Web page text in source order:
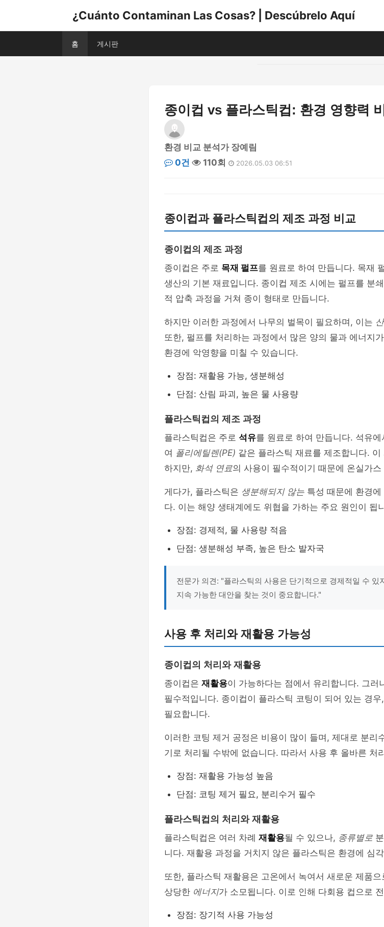
¿Cuánto Contaminan Las Cosas? | Descúbrelo Aquí
홈 게시판
종이컵 vs 플라스틱컵: 환경 영향력
환경 비교 분석가 장예림
0건
110회 2026.05.03 06:51
종이컵과 플라스틱컵의 제조 과정 비교
종이컵의 제조 과정
종이컵은 주로 목재 펄프를 원료로 하여 만듭니다. 목재
생산의 기본 재료입니다. 종이컵 제조 시에는 펄프를 분
적 압축 과정을 거쳐 종이 형태로 만듭니다.
하지만 이러한 과정에서 나무의 벌목이 필요하며, 이는
또한, 펄프를 처리하는 과정에서 많은 양의 물과 에너지
환경에 악영향을 미칠 수 있습니다.
장점: 재활용 가능, 생분해성
단점: 산림 파괴, 높은 물 사용량
플라스틱컵의 제조 과정
플라스틱컵은 주로 석유를 원료로 하여 만듭니다. 석유
여 폴리에틸렌(PE) 같은 플라스틱 재료를 제조합니다.
하지만, 화석 연료의 사용이 필수적이기 때문에 온실가
게다가, 플라스틱은 생분해되지 않는 특성 때문에 환경
다. 이는 해양 생태계에도 위협을 가하는 주요 원인이 됩
장점: 경제적, 물 사용량 적음
단점: 생분해성 부족, 높은 탄소 발자국
전문가 의견: "플라스틱의 사용은 단기적으로 경제적일 수 있
지속 가능한 대안을 찾는 것이 중요합니다."
사용 후 처리와 재활용 가능성
종이컵의 처리와 재활용
종이컵은 재활용이 가능하다는 점에서 유리합니다. 그러
필수적입니다. 종이컵이 플라스틱 코팅이 되어 있는 경
필요합니다.
이러한 코팅 제거 공정은 비용이 많이 들며, 제대로 분리
기로 처리될 수밖에 없습니다. 따라서 사용 후 올바른 처
장점: 재활용 가능성 높음
단점: 코팅 제거 필요, 분리수거 필수
플라스틱컵의 처리와 재활용
플라스틱컵은 여러 차례 재활용될 수 있으나, 종류별로
니다. 재활용 과정을 거치지 않은 플라스틱은 환경에 심
또한, 플라스틱 재활용은 고온에서 녹여서 새로운 제품
상당한 에너지가 소모됩니다. 이로 인해 다회용 컵으로
장점: 장기적 사용 가능성